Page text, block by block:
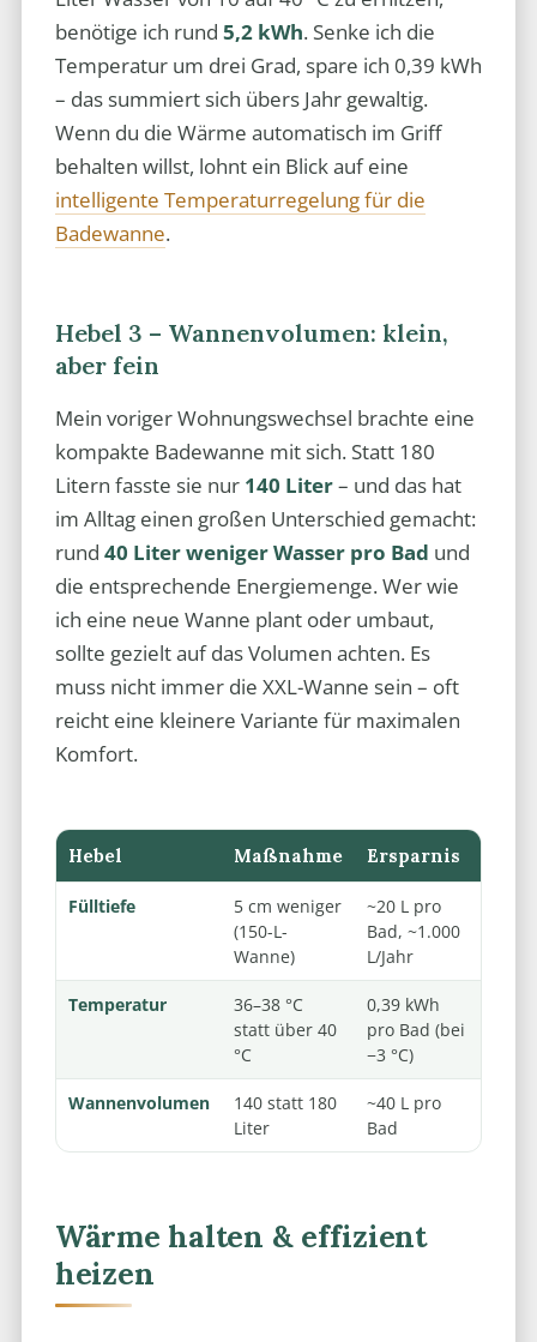
benötige ich rund 5,2 kWh. Senke ich die
Temperatur um drei Grad, spare ich 0,39 kWh
– das summiert sich übers Jahr gewaltig.
Wenn du die Wärme automatisch im Griff
behalten willst, lohnt ein Blick auf eine
intelligente Temperaturregelung für die
Badewanne.
Hebel 3 – Wannenvolumen: klein,
aber fein
Mein voriger Wohnungswechsel brachte eine
kompakte Badewanne mit sich. Statt 180
Litern fasste sie nur 140 Liter– und das hat
im Alltag einen großen Unterschied gemacht:
rund 40 Liter weniger Wasser pro Bad und
die entsprechende Energiemenge. Wer wie
ich eine neue Wanne plant oder umbaut,
sollte gezielt auf das Volumen achten. Es
muss nicht immer die XXL-Wanne sein – oft
reicht eine kleinere Variante für maximalen
Komfort.
Hebel Maßnahme Ersparnis
Fülltiefe
5 cm weniger
(150-L-
Wanne)
~20 L pro
Bad, ~1.000
L/Jahr
Temperatur
36–38 °C
statt über 40
°C
0,39 kWh
pro Bad (bei
−3 °C)
Wannenvolumen
140 statt 180
Liter
~40 L pro
Bad
Wärme halten & effizient
heizen